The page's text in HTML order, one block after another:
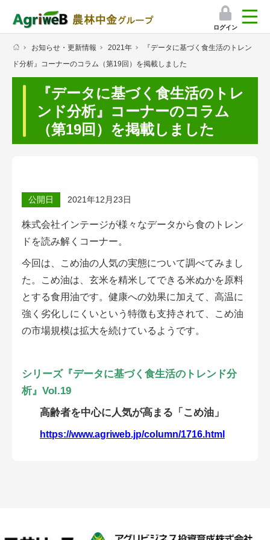
ログイン
検索
マイページ
プレミアムサービス
プレミアムサービスのご紹介
挑戦者たちの奮闘記
会員限定コンテンツ（無料）
会員登録無料 アグリウェブの使い方
AgriweBダイレクトメッセージ
イベント・プロジェクト掲示板
経営アシストチャット
アクション別メニュー
お知らせ・更新情報 2021年
『データに基づく食生活のトレン
ド分析』コーナーのコラム（第19回）を掲載しました
『データに基づく食生活のトレ
ンド分析』コーナーのコラム
（第19回）を掲載しました
公開日 2021年12月23日
株式会社インテージが様々なデータから食のトレン
ドを読み解くコーナー。
今回は、こめ油の人気の実態について調べてみまし
た。こめ油は、玄米を精米してできる米ぬかを原料
とする食用油です。健康への効果に加えて、高温に
強く劣化しにくいという特徴も支持されて、こめ油
の市場規模は拡大を続けているようです。
シリーズ『データに基づく食生活のトレンド分
析』Vol.19
高齢者を中心に人気が高まる「こめ油」
https://www.agriweb.jp/column/1716.html